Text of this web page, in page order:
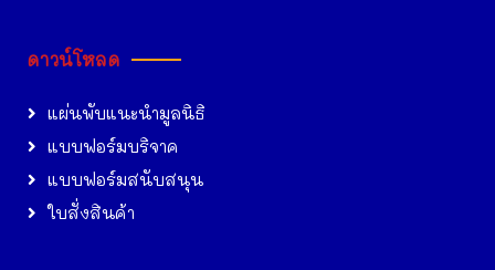
ดาวน์โหลด
แผ่นพับแนะนำมูลนิธิ
แบบฟอร์มบริจาค
แบบฟอร์มสนับสนุน
ใบสั่งสินค้า